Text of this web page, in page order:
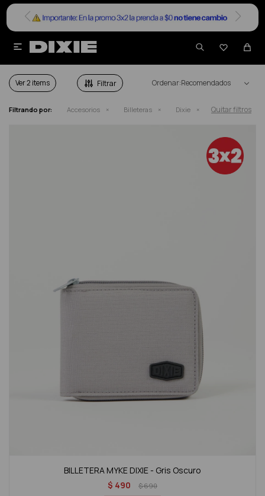


BILLETERAS DIXIE HOMBRE
Ver Recomendados
Filtrando por: Accesorios Billeteras Dixie Quitar filtros
BILLETERA MYKE DIXIE - Gris Oscuro
$ 490 $690